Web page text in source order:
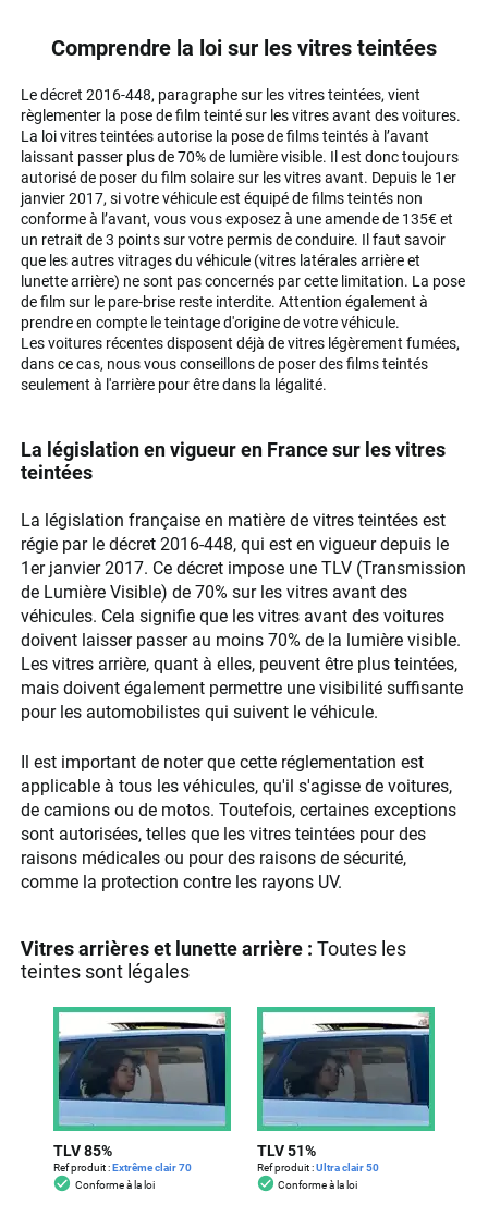
Comprendre la loi sur les vitres teintées
Le décret 2016-448, paragraphe sur les vitres teintées, vient
règlementer la pose de film teinté sur les vitres avant des voitures.
La loi vitres teintées autorise la pose de films teintés à l’avant
laissant passer plus de 70% de lumière visible. Il est donc toujours
autorisé de poser du film solaire sur les vitres avant. Depuis le 1er
janvier 2017, si votre véhicule est équipé de films teintés non
conforme à l’avant, vous vous exposez à une amende de 135€ et
un retrait de 3 points sur votre permis de conduire. Il faut savoir
que les autres vitrages du véhicule (vitres latérales arrière et
lunette arrière) ne sont pas concernés par cette limitation. La pose
de film sur le pare-brise reste interdite. Attention également à
prendre en compte le teintage d'origine de votre véhicule.
Les voitures récentes disposent déjà de vitres légèrement fumées,
dans ce cas, nous vous conseillons de poser des films teintés
seulement à l'arrière pour être dans la légalité.
La législation en vigueur en France sur les vitres
teintées
La législation française en matière de vitres teintées est
régie par le décret 2016-448, qui est en vigueur depuis le
1er janvier 2017. Ce décret impose une TLV (Transmission
de Lumière Visible) de 70% sur les vitres avant des
véhicules. Cela signifie que les vitres avant des voitures
doivent laisser passer au moins 70% de la lumière visible.
Les vitres arrière, quant à elles, peuvent être plus teintées,
mais doivent également permettre une visibilité suffisante
pour les automobilistes qui suivent le véhicule.
Il est important de noter que cette réglementation est
applicable à tous les véhicules, qu'il s'agisse de voitures,
de camions ou de motos. Toutefois, certaines exceptions
sont autorisées, telles que les vitres teintées pour des
raisons médicales ou pour des raisons de sécurité,
comme la protection contre les rayons UV.
Vitres arrières et lunette arrière :Toutes les
teintes sont légales
TLV 85%
Ref produit :Extrême clair 70
Conforme à la loi
TLV 51%
Ref produit :Ultra clair 50
Conforme à la loi